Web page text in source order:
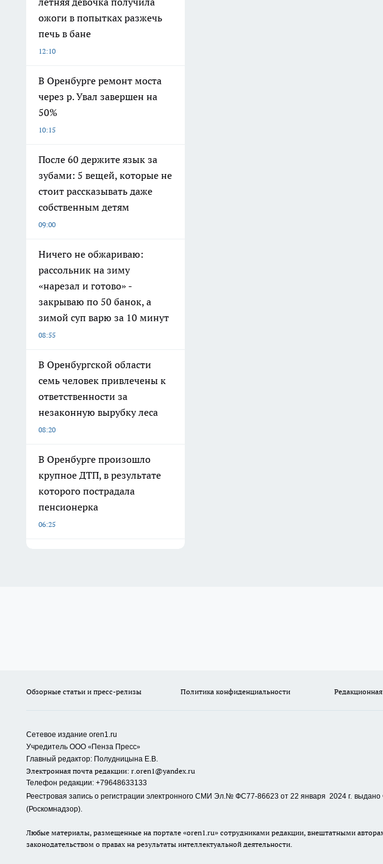
ожоги в попытках разжечь
печь в бане
12:10
В Оренбурге ремонт моста
через р. Увал завершен на
50%
10:15
После 60 держите язык за
зубами: 5 вещей, которые не
стоит рассказывать даже
собственным детям
09:00
Ничего не обжариваю:
рассольник на зиму
«нарезал и готово» -
закрываю по 50 банок, а
зимой суп варю за 10 минут
08:55
В Оренбургской области
семь человек привлечены к
ответственности за
незаконную вырубку леса
08:20
В Оренбурге произошло
крупное ДТП, в результате
которого пострадала
пенсионерка
06:25
Обзорные статьи и пресс-релизы Политика конфиденциальности
Сетевое издание oren1.ru
Учредитель ООО «Пенза Пресс»
Главный редактор: Полудницына Е.В.
Электронная почта редакции: r.oren1@yandex.ru
Телефон редакции: +79648633133
Реестровая запись о регистрации электронного СМИ Эл.№ ФС77-86623 от 22 января 2024 г. выдано
(Роскомнадзор).
Любые материалы, размещенные на портале «oren1.ru» сотрудниками редакции, внештатными
законодательством о правах на результаты интеллектуальной деятельности.